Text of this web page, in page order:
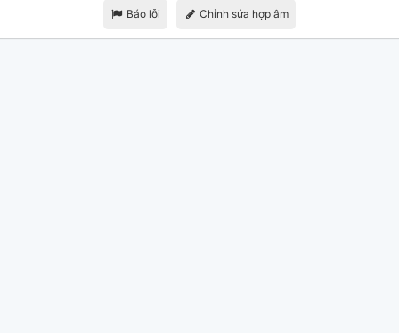
Báo lỗi Chỉnh sửa hợp âm